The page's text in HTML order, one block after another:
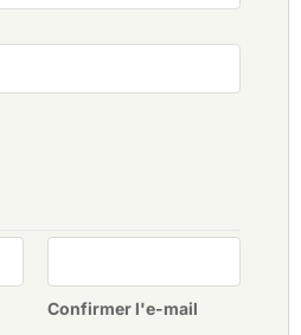
Confirmer l'e-mail